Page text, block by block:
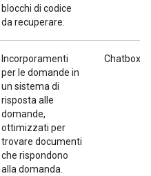
blocchi di codice
da recuperare.
Incorporamenti
per le domande in
un sistema di
risposta alle
domande,
ottimizzati per
trovare documenti
che rispondono
alla domanda.
Chatbox